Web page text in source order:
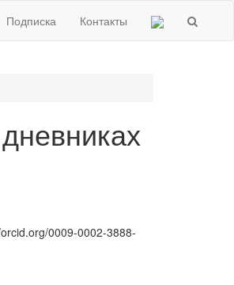
Подписка Контакты
0009-0002-3888-